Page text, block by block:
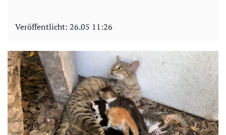
Veröffentlicht: 26.05 11:26